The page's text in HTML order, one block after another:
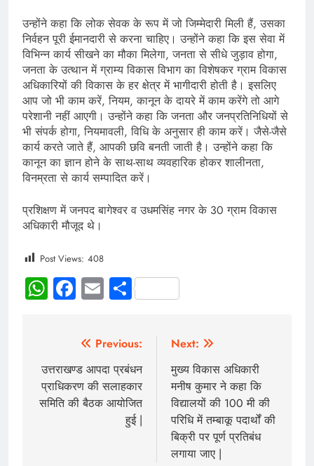
उन्होंने कहा कि लोक सेवक के रूप में जो जिम्मेदारी मिली हैं, उसका
निर्वहन पूरी ईमानदारी से करना चाहिए। उन्होंने कहा कि इस सेवा में
विभिन्न कार्य सीखने का मौका मिलेगा, जनता से सीधे जुड़ाव होगा,
जनता के उत्थान में ग्राम्य विकास विभाग का विशेषकर ग्राम विकास
अधिकारियों की विकास के हर क्षेत्र में भागीदारी होती है। इसलिए
आप जो भी काम करें, नियम, कानून के दायरे में काम करेंगे तो आगे
परेशानी नहीं आएगी। उन्होंने कहा कि जनता और जनप्रतिनिधियों से
भी संपर्क होगा, नियमावली, विधि के अनुसार ही काम करें। जैसे-जैसे
कार्य करते जाते हैं, आपकी छवि बनती जाती है। उन्होंने कहा कि
कानून का ज्ञान होने के साथ-साथ व्यवहारिक होकर शालीनता,
विनम्रता से कार्य सम्पादित करें।
प्रशिक्षण में जनपद बागेश्वर व उधमसिंह नगर के 30 ग्राम विकास
अधिकारी मौजूद थे।
Post Views: 408
WhatsApp
Facebook
EmailShare
Previous:
उत्तराखण्ड आपदा प्रबंधन
प्राधिकरण की सलाहकार
समिति की बैठक आयोजित
हुई |
Next:
मुख्य विकास अधिकारी
मनीष कुमार ने कहा कि
विद्यालयों की 100 मी की
परिधि में तम्बाकू पदार्थों की
बिक्री पर पूर्ण प्रतिबंध
लगाया जाए |